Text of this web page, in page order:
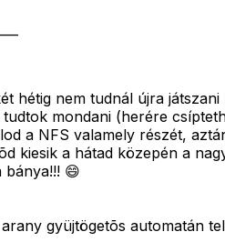
hétig nem tudnál újra játszani
mondani (herére
a NFS valamely részét,
kiesik a hátad közepén a
bánya!!! 😄
gyüjtögetõs automatán